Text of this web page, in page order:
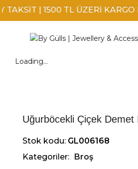
| 1500 TL ÜZERİ KARGO
Loading...
Uğurböcekli Çiçek Demet
Stok kodu: GL006168
Kategoriler: Broş